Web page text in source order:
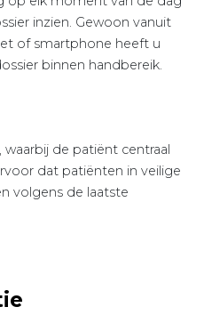
inzien. Gewoon vanuit
of smartphone heeft u
binnen handbereik.
de patiënt centraal
dat patiënten in veilige
volgens de laatste